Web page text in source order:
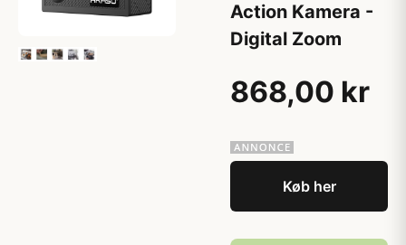
Action Kamera -
Digital Zoom
868,00 kr
Køb her